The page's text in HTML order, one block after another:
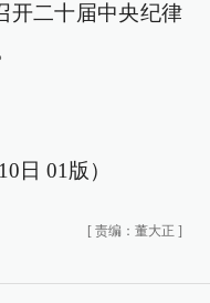
开二十届中央纪律
日 01版）
[ 责编：董大正 ]